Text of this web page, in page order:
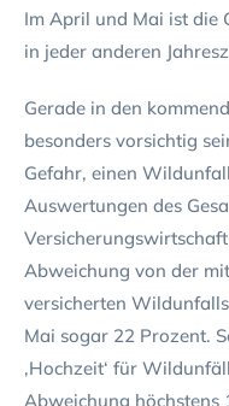
Im April und Mai ist die
in jeder anderen
Gerade in den
besonders vorsichtig
Gefahr, einen
Auswertungen des
Abweichung von der
versicherten
Mai sogar 22 Prozent.
‚Hochzeit‘ für
Abweichung höchstens